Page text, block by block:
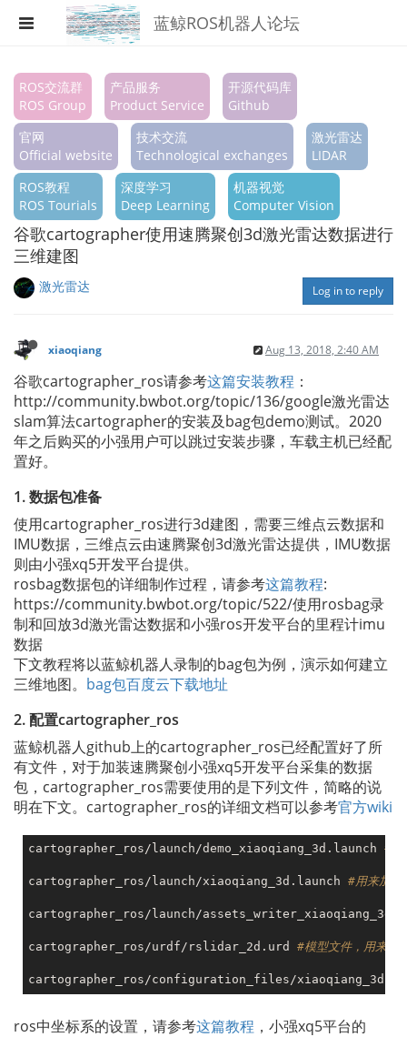
蓝鲸ROS机器人论坛
Register
Login
Search
Categories
Tags
Popular
ROS交流群
ROS Group
产品服务
Product Service
开源代码库
Github
官网
Official website
技术交流
Technological exchanges
激光雷达
LIDAR
ROS教程
ROS Tourials
深度学习
Deep Learning
机器视觉
Computer Vision
谷歌cartographer使用速腾聚创3d激光雷达数据进行
三维建图
激光雷达 Log in to reply
xiaoqiang Aug 13, 2018, 2:40 AM
谷歌cartographer_ros请参考这篇安装教程 ：
http://community.bwbot.org/topic/136/google激光雷达
slam算法cartographer的安装及bag包demo测试。2020
年之后购买的小强用户可以跳过安装步骤，车载主机已经配
置好。
1. 数据包准备
使用cartographer_ros进行3d建图，需要三维点云数据和
IMU数据，三维点云由速腾聚创3d激光雷达提供，IMU数据
则由小强xq5开发平台提供。
rosbag数据包的详细制作过程，请参考这篇教程:
https://community.bwbot.org/topic/522/使用rosbag录
制和回放3d激光雷达数据和小强ros开发平台的里程计imu
数据
下文教程将以蓝鲸机器人录制的bag包为例，演示如何建立
三维地图。 bag包百度云下载地址
2. 配置cartographer_ros
蓝鲸机器人github上的cartographer_ros已经配置好了所
有文件，对于加装速腾聚创小强xq5开发平台采集的数据
包，cartographer_ros需要使用的是下列文件，简略的说
明在下文。cartographer_ros的详细文档可以参考官方wiki
cartographer_ros/launch/demo_xiaoqiang_3d.launch #
cartographer_ros/launch/xiaoqiang_3d.launch #用来加
cartographer_ros/launch/
cartographer_ros/urdf/rslidar_2d.urd #模型文件，用来发
cartographer_ros/configuration_files/
ros中坐标系的设置，请参考这篇教程 ，小强xq5平台的